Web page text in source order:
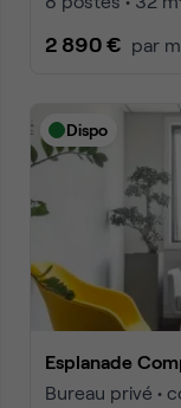
2 890 € par
Dispo
Esplanade
Bureau privé •